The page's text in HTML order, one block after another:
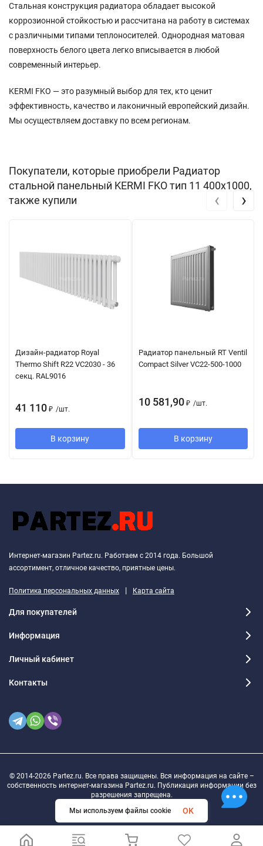
Стальная конструкция радиатора обладает высокой
коррозионной стойкостью и рассчитана на работу в системах
с различными типами теплоносителей. Однородная матовая
поверхность белого цвета легко вписывается в любой
современный интерьер.
KERMI FKO — это разумный выбор для тех, кто ценит
эффективность, качество и лаконичный европейский дизайн.
Мы осуществляем доставку по всем регионам.
Покупатели, которые приобрели Радиатор
стальной панельный KERMI FKO тип 11 400х1000,
также купили
Дизайн-радиатор Royal
Thermo Shift R22 VC2030 - 36
секц. RAL9016
41 110 ₽ /шт.
В корзину
Радиатор панельный RT Ventil
Compact Silver VC22-500-1000
10 581,90 ₽ /шт.
В корзину
‹ ›
Интернет-магазин Partez.ru. Работаем с 2014 года. Большой
ассортимент, отличное качество, приятные цены.
Политика персональных данных | Карта сайта
Для покупателей
Информация
Личный кабинет
Контакты
© 2014-2026 Partez.ru. Все права защищены. Вся информация на сайте –
собственность интернет-магазина Partez.ru. Публикация информации без
разрешения запрещена.
Мы используем файлы cookie OK